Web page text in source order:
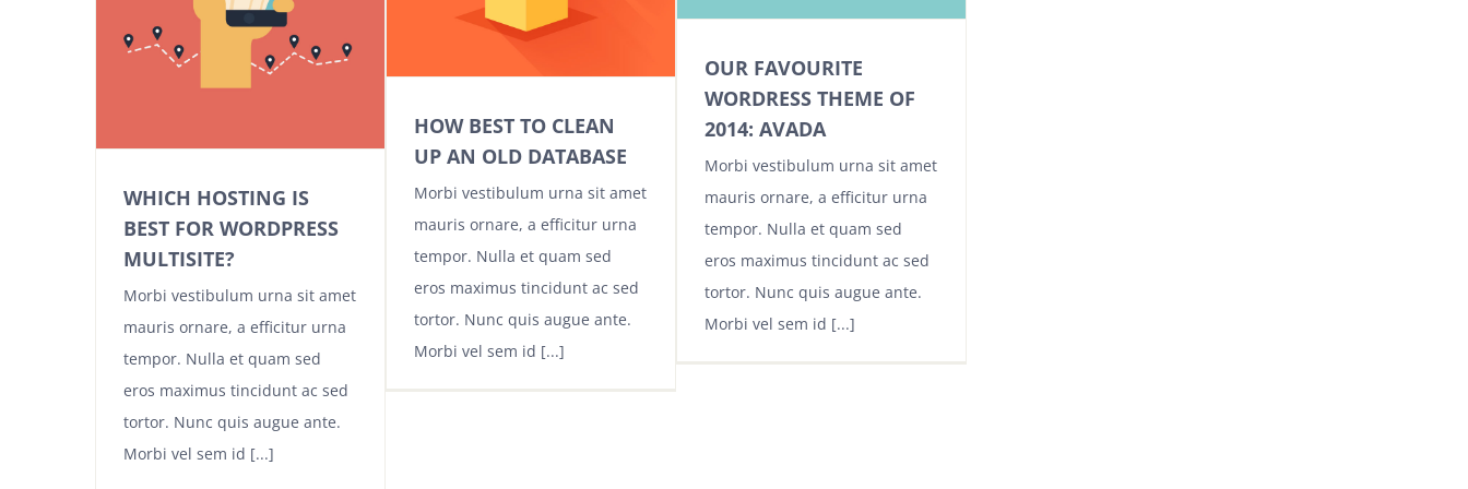
WHICH HOSTING IS
BEST FOR WORDPRESS
MULTISITE?
Morbi vestibulum urna sit amet
mauris ornare, a efficitur urna
tempor. Nulla et quam sed
eros maximus tincidunt ac sed
tortor. Nunc quis augue ante.
Morbi vel sem id [...]
HOW BEST TO CLEAN
UP AN OLD DATABASE
Morbi vestibulum urna sit amet
mauris ornare, a efficitur urna
tempor. Nulla et quam sed
eros maximus tincidunt ac sed
tortor. Nunc quis augue ante.
Morbi vel sem id [...]
OUR FAVOURITE
WORDRESS THEME OF
2014: AVADA
Morbi vestibulum urna sit amet
mauris ornare, a efficitur urna
tempor. Nulla et quam sed
eros maximus tincidunt ac sed
tortor. Nunc quis augue ante.
Morbi vel sem id [...]